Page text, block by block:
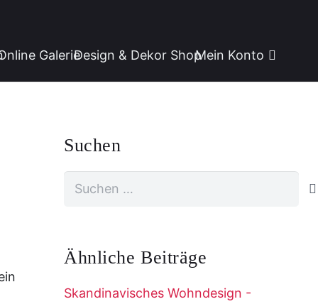
GalerieDesign & Dekor ShopMein Konto
Suchen
Ähnliche Beiträge
Skandinavisches Wohndesign -